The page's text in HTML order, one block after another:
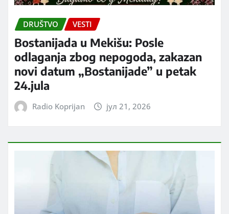
DRUŠTVO VESTI
Bostanijada u Mekišu: Posle
odlaganja zbog nepogoda, zakazan
novi datum „Bostanijade” u petak
24.jula
Radio Koprijan јул 21, 2026